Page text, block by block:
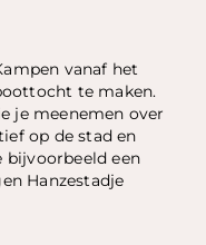
vanaf het
te maken.
je meenemen over
op de stad en
bijvoorbeeld een
Hanzestadje